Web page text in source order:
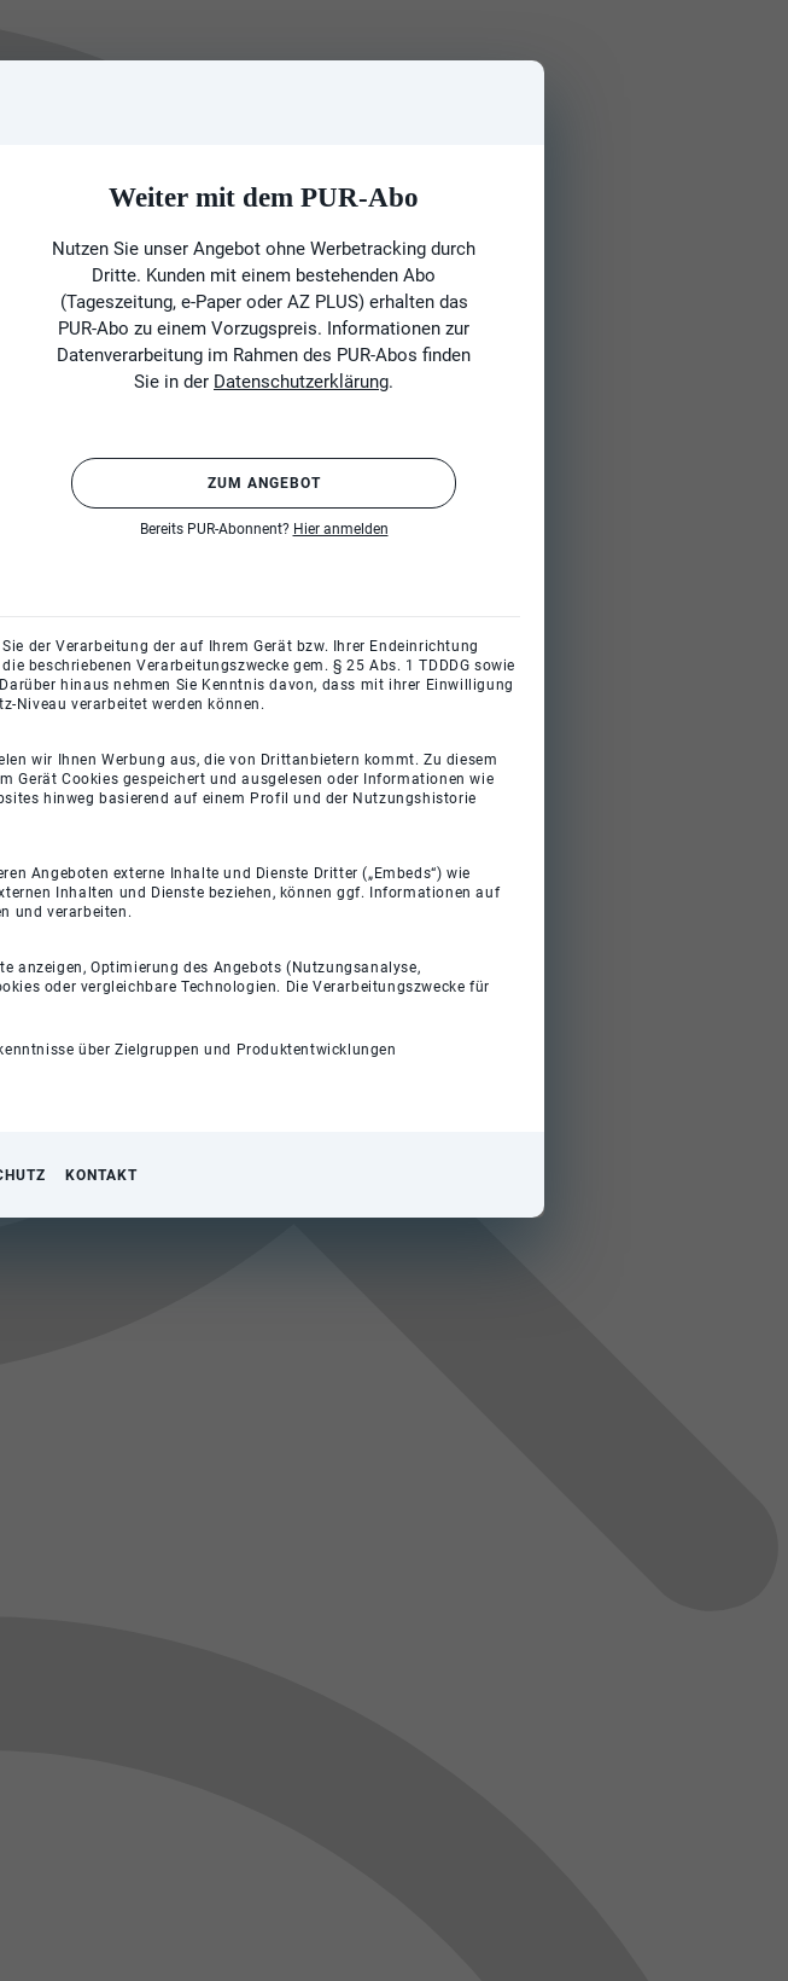
Weiter mit dem PUR-Abo
Nutzen Sie unser Angebot ohne Werbetracking durch
Dritte. Kunden mit einem bestehenden Abo
(Tageszeitung, e-Paper oder AZ PLUS) erhalten das
PUR-Abo zu einem Vorzugspreis. Informationen zur
Datenverarbeitung im Rahmen des PUR-Abos finden
Sie in der Datenschutzerklärung.
ZUM ANGEBOT
Bereits PUR-Abonnent? Hier anmelden
der Verarbeitung der auf Ihrem Gerät bzw. Ihrer Endeinrichtung
beschriebenen Verarbeitungszwecke gem. § 25 Abs. 1 TDDDG sowie
hinaus nehmen Sie Kenntnis davon, dass mit ihrer Einwilligung
Niveau verarbeitet werden können.
wir Ihnen Werbung aus, die von Drittanbietern kommt. Zu diesem
Gerät Cookies gespeichert und ausgelesen oder Informationen wie
hinweg basierend auf einem Profil und der Nutzungshistorie
Angeboten externe Inhalte und Dienste Dritter („Embeds“) wie
Inhalten und Dienste beziehen, können ggf. Informationen auf
und verarbeiten.
anzeigen, Optimierung des Angebots (Nutzungsanalyse,
oder vergleichbare Technologien. Die Verarbeitungszwecke für
über Zielgruppen und Produktentwicklungen
KONTAKT